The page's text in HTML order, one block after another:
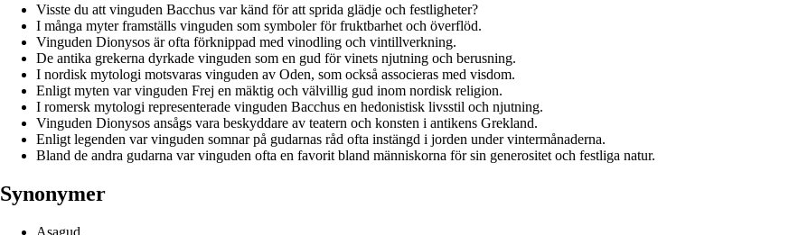
Visste du att vinguden Bacchus var känd för att sprida glädje och festligheter?
I många myter framställs vinguden som symboler för fruktbarhet och överflöd.
Vinguden Dionysos är ofta förknippad med vinodling och vintillverkning.
De antika grekerna dyrkade vinguden som en gud för vinets njutning och berusning.
I nordisk mytologi motsvaras vinguden av Oden, som också associeras med visdom.
Enligt myten var vinguden Frej en mäktig och välvillig gud inom nordisk religion.
I romersk mytologi representerade vinguden Bacchus en hedonistisk livsstil och njutning.
Vinguden Dionysos ansågs vara beskyddare av teatern och konsten i antikens Grekland.
Enligt legenden var vinguden somnar på gudarnas råd ofta instängd i jorden under vintermånaderna.
Bland de andra gudarna var vinguden ofta en favorit bland människorna för sin generositet och festliga natur.
Synonymer
Asagud